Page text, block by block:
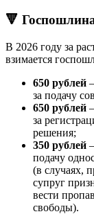
🔻
В 2026 году за
взимается
650 рублей
за подачу
650 рублей
за
решения;
350 рублей
подачу
(в случаях,
супруг
вести
свободы).